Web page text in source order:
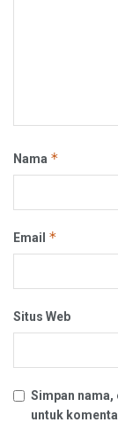
Nama *
Email *
Situs Web
Simpan nama,
untuk